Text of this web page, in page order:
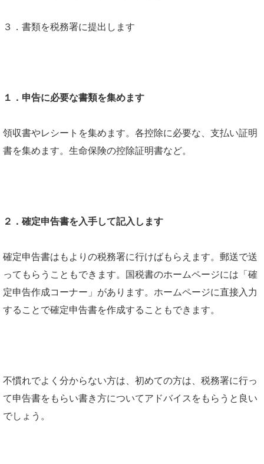
３．書類を税務署に提出します
１．申告に必要な書類を集めます
領収書やレシートを集めます。各控除に必要な、支払い証明
書を集めます。生命保険の控除証明書など。
２．確定申告書を入手して記入します
確定申告書はもよりの税務署に行けばもらえます。郵送で送
ってもらうこともできます。国税書のホームページには「確
定申告作成コーナー」があります。ホームページに直接入力
することで確定申告書を作成することもできます。
不慣れでよく分からない方は、初めての方は、税務署に行っ
て申告書をもらい書き方についてアドバイスをもらうと良い
でしょう。